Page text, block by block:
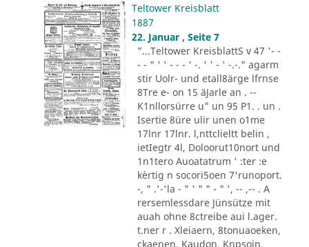
Teltower Kreisblatt
1887
22. Januar , Seite 7
"...Teltower KreisblattS v 47 '- -
- - " ' ' - - - ' -. ' ' - ' -.-." agarm
stir Uolr- und etall8ärge lfrnse
8Tre e- on 15 äJarle an . --
K1nllorsürre u" un 95 P1. . un .
Isertie 8üre ulir unen o1me
17lnr 17lnr. l,nttclieltt belin ,
ietIegtr 4l, Doloorut10nort und
1n1tero Auoatatrum ' :ter :e
kèrtig n socori5oen 7'runoport.
-, " .'-'la - " ' " " - " ', -- ,-- . A
rersemlessdare Jünsütze mit
auah ohne 8ctreibe aui l.ager.
t.ner r . Xleiaern, 8tonuaoeken,
ckaenen, Kaudon, Knpsoin,